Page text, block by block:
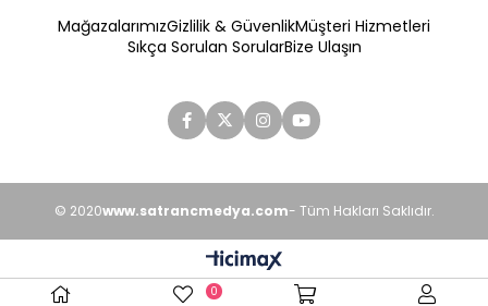
MağazalarımızGizlilik & GüvenlikMüşteri Hizmetleri
Sıkça Sorulan SorularBize Ulaşın
© 2020www.satrancmedya.com- Tüm Hakları Saklıdır.
0